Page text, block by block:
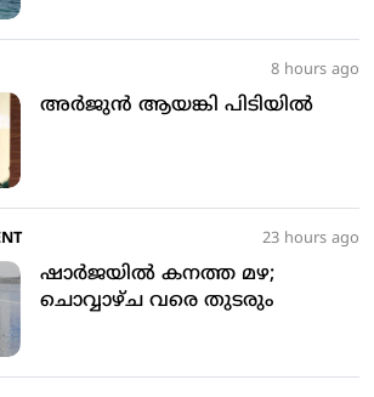
8 hours ago
അര്‍ജുന്‍ ആയങ്കി പിടിയില്‍
23 hours ago
ഷാര്‍ജയില്‍ കനത്ത മഴ;
ചൊവ്വാഴ്ച വരെ തുടരും